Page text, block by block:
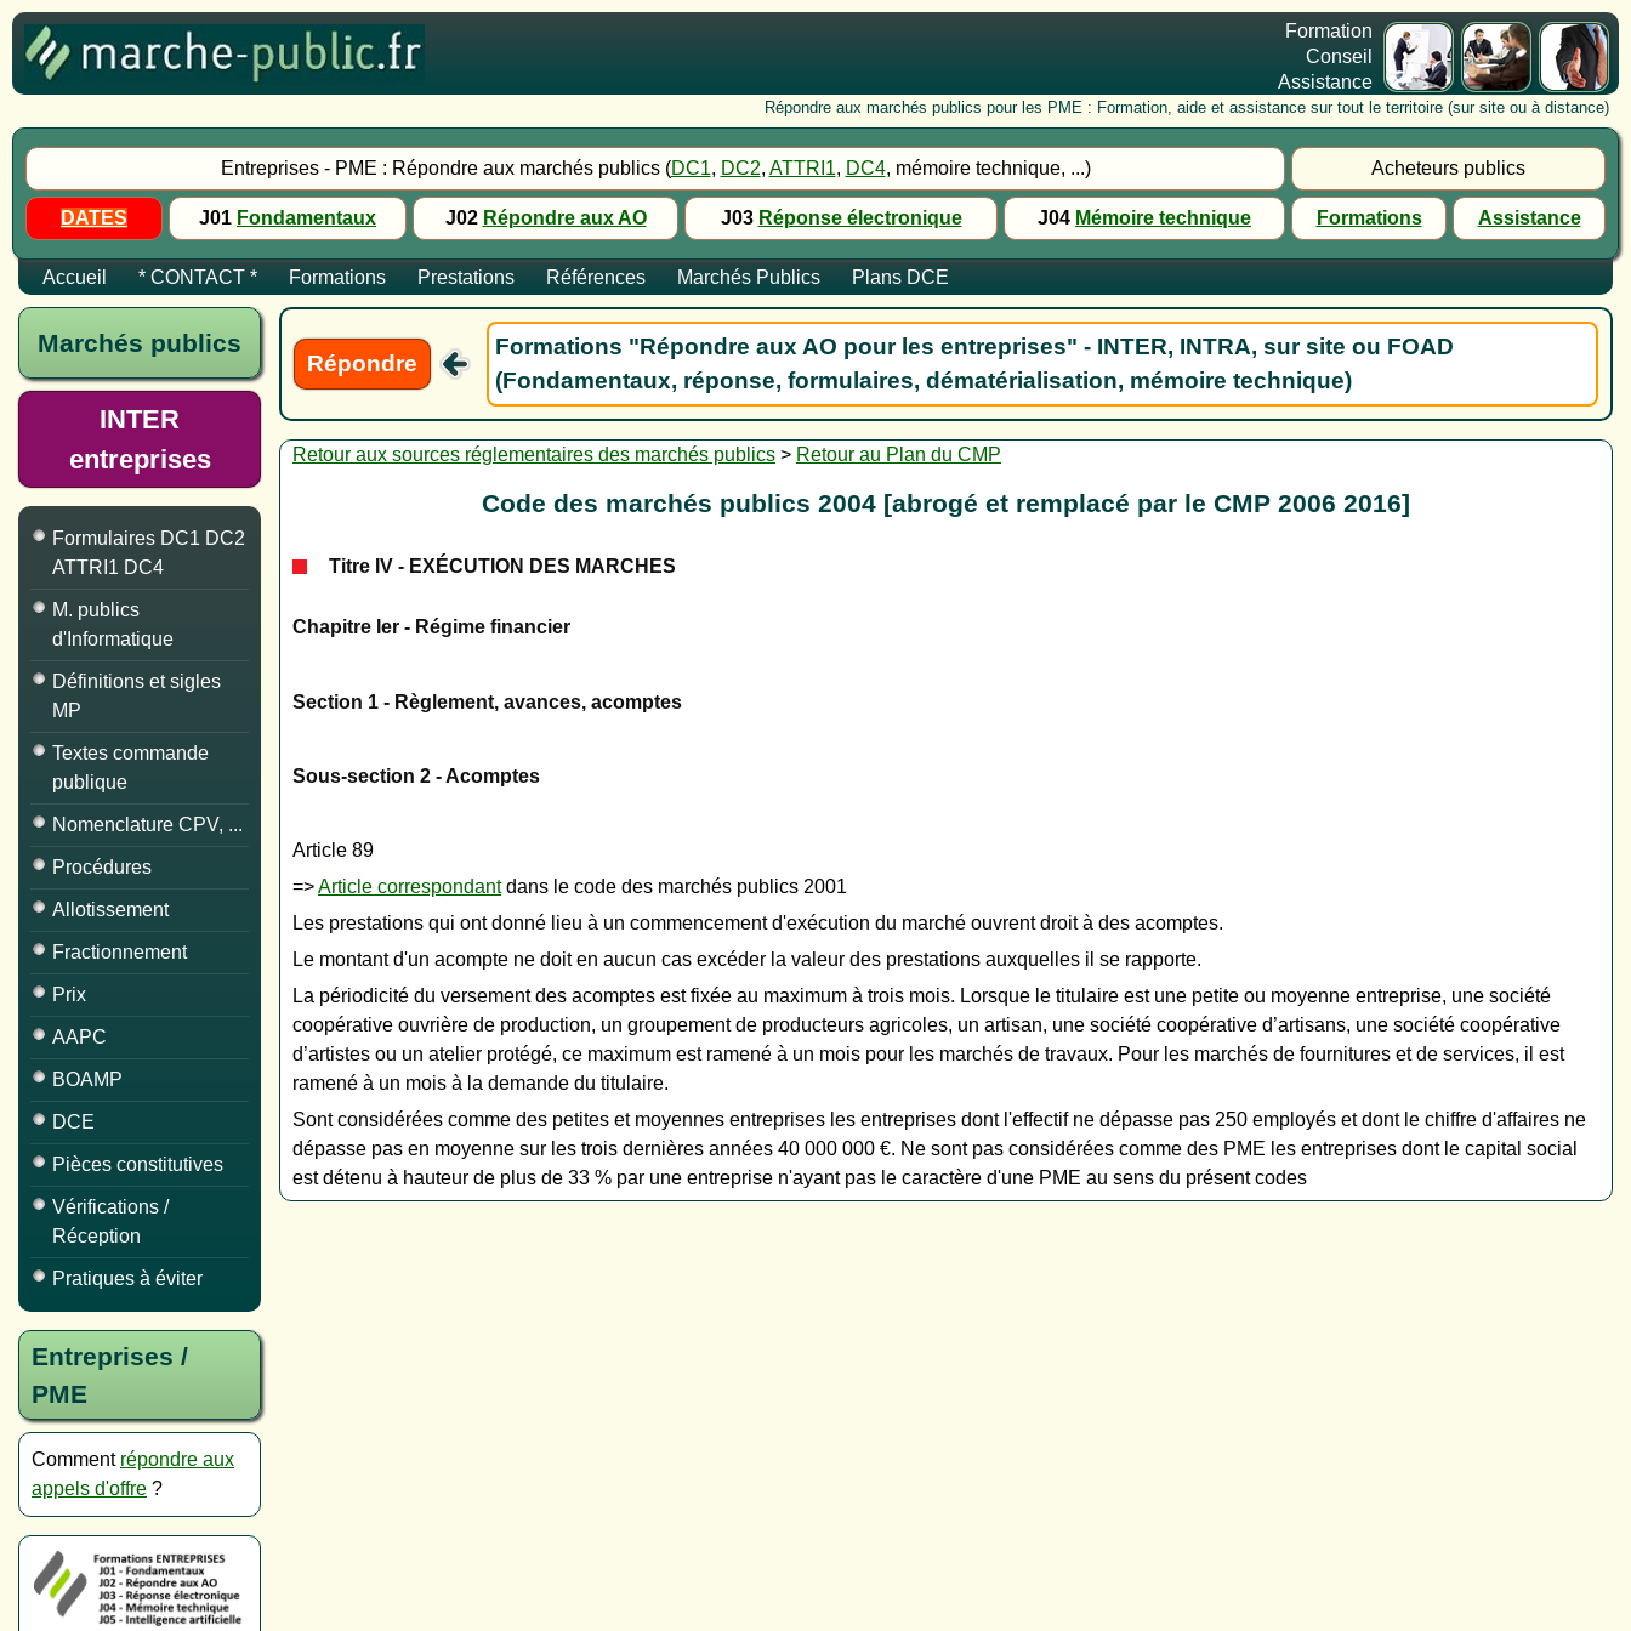
Formation
Conseil
Assistance
Répondre aux marchés publics pour les PME : Formation, aide et assistance sur tout le territoire (sur site ou à distance)
Entreprises - PME : Répondre aux marchés publics (DC1, DC2, ATTRI1, DC4, mémoire technique, ...) Acheteurs publics
DATES J01 Fondamentaux J02 Répondre aux AO J03 Réponse électronique J04 Mémoire technique Formations Assistance
Accueil * CONTACT * Formations Prestations Références Marchés Publics Plans DCE
Marchés publics
INTER
entreprises
Formulaires DC1 DC2
ATTRI1 DC4
M. publics
d'Informatique
Définitions et sigles
MP
Textes commande
publique
Nomenclature CPV, ...
Procédures
Allotissement
Fractionnement
Prix
AAPC
BOAMP
DCE
Pièces constitutives
Vérifications /
Réception
Pratiques à éviter
Entreprises /
PME
Comment répondre aux
appels d'offre ?
Répondre
Formations "Répondre aux AO pour les entreprises" - INTER, INTRA, sur site ou FOAD
(Fondamentaux, réponse, formulaires, dématérialisation, mémoire technique)
Retour aux sources réglementaires des marchés publics > Retour au Plan du CMP
Code des marchés publics 2004 [abrogé et remplacé par le CMP 2006 2016]
Titre IV - EXÉCUTION DES MARCHES
Chapitre Ier - Régime financier
Section 1 - Règlement, avances, acomptes
Sous-section 2 - Acomptes
Article 89
=>Article correspondantdans le code des marchés publics 2001
Les prestations qui ont donné lieu à un commencement d'exécution du marché ouvrent droit à des acomptes.
Le montant d'un acompte ne doit en aucun cas excéder la valeur des prestations auxquelles il se rapporte.
La périodicité du versement des acomptes est fixée au maximum à trois mois. Lorsque le titulaire est une petite ou moyenne entreprise, une société
coopérative ouvrière de production, un groupement de producteurs agricoles, un artisan, une société coopérative d’artisans, une société coopérative
d’artistes ou un atelier protégé, ce maximum est ramené à un mois pour les marchés de travaux. Pour les marchés de fournitures et de services, il est
ramené à un mois à la demande du titulaire.
Sont considérées comme des petites et moyennes entreprises les entreprises dont l'effectif ne dépasse pas 250 employés et dont le chiffre d'affaires ne
dépasse pas en moyenne sur les trois dernières années 40 000 000 €. Ne sont pas considérées comme des PME les entreprises dont le capital social
est détenu à hauteur de plus de 33 % par une entreprise n'ayant pas le caractère d'une PME au sens du présent codes